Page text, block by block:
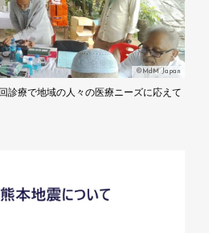
©MdM Japan
療で地域の人々の医療ニーズに応えて